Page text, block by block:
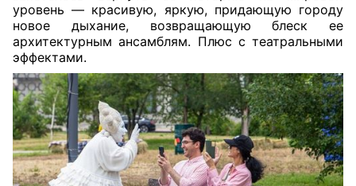
уровень — красивую, яркую, придающую городу
новое дыхание, возвращающую блеск ее
архитектурным ансамблям. Плюс с театральными
эффектами.